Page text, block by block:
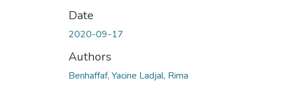
Date
2020-09-17
Authors
Benhaffaf, Yacine Ladjal, Rima